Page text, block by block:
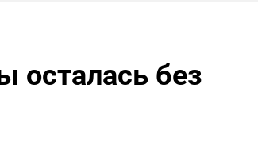
осталась без